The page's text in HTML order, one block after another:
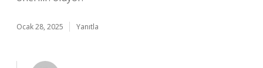
Ocak 28, 2025 Yanıtla